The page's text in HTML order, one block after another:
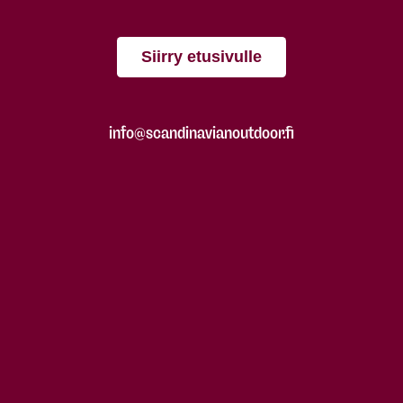
Siirry etusivulle
info@scandinavianoutdoor.fi